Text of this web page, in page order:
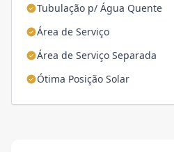
Tubulação p/ Água Quente
Área de Serviço
Área de Serviço Separada
Ótima Posição Solar